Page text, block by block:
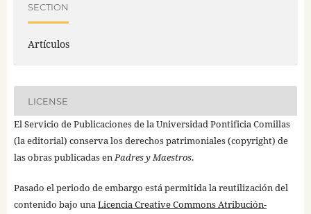
SECTION
Artículos
LICENSE
El Servicio de Publicaciones de la Universidad Pontificia Comillas
(la editorial) conserva los derechos patrimoniales (copyright) de
las obras publicadas enPadres y Maestros.
Pasado el periodo de embargo está permitida la reutilización del
contenido bajo unaLicencia Creative Commons Atribución-